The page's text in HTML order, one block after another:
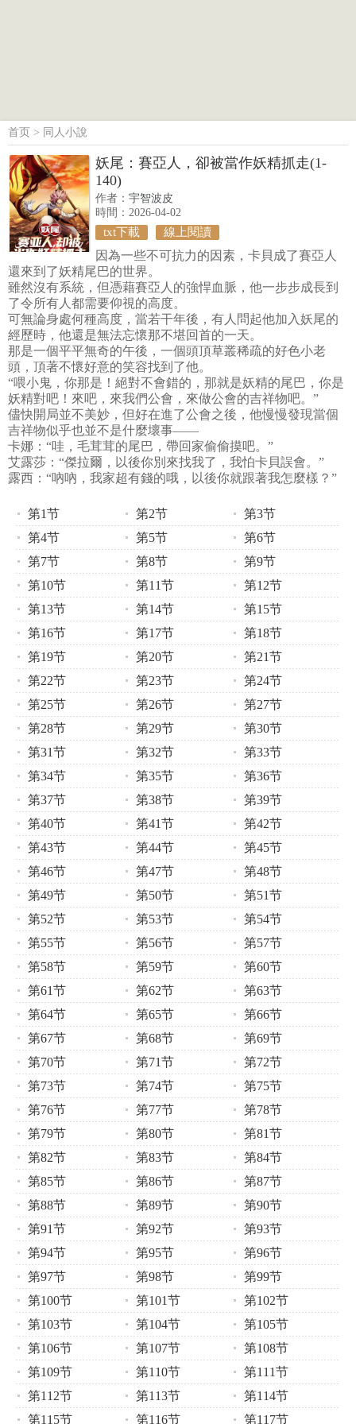
首页 > 同人小說
妖尾：賽亞人，卻被當作妖精抓走(1-
140)
作者： 宇智波皮
時間：2026-04-02
txt下載 線上閱讀
因為一些不可抗力的因素，卡貝成了賽亞人
還來到了妖精尾巴的世界。
雖然沒有系統，但憑藉賽亞人的強悍血脈，他一步步成長到
了令所有人都需要仰視的高度。
可無論身處何種高度，當若干年後，有人問起他加入妖尾的
經歷時，他還是無法忘懷那不堪回首的一天。
那是一個平平無奇的午後，一個頭頂草叢稀疏的好色小老
頭，頂著不懷好意的笑容找到了他。
“喂小鬼，你那是！絕對不會錯的，那就是妖精的尾巴，你是
妖精對吧！來吧，來我們公會，來做公會的吉祥物吧。”
儘快開局並不美妙，但好在進了公會之後，他慢慢發現當個
吉祥物似乎也並不是什麼壞事——
卡娜：“哇，毛茸茸的尾巴，帶回家偷偷摸吧。”
艾露莎：“傑拉爾，以後你別來找我了，我怕卡貝誤會。”
露西：“吶吶，我家超有錢的哦，以後你就跟著我怎麼樣？”
第1节 第2节
第3节
第4节
第5节
第6节
第7节
第8节
第9节
第10节
第11节
第12节
第13节
第14节
第15节
第16节
第17节
第18节
第19节
第20节
第21节
第22节
第23节
第24节
第25节
第26节
第27节
第28节
第29节
第30节
第31节
第32节
第33节
第34节
第35节
第36节
第37节
第38节
第39节
第40节
第41节
第42节
第43节
第44节
第45节
第46节
第47节
第48节
第49节
第50节
第51节
第52节
第53节
第54节
第55节
第56节
第57节
第58节
第59节
第60节
第61节
第62节
第63节
第64节
第65节
第66节
第67节
第68节
第69节
第70节
第71节
第72节
第73节
第74节
第75节
第76节
第77节
第78节
第79节
第80节
第81节
第82节
第83节
第84节
第85节
第86节
第87节
第88节
第89节
第90节
第91节
第92节
第93节
第94节
第95节
第96节
第97节
第98节
第99节
第100节
第101节
第102节
第103节
第104节
第105节
第106节
第107节
第108节
第109节
第110节
第111节
第112节
第113节
第114节
第115节
第116节 第117节